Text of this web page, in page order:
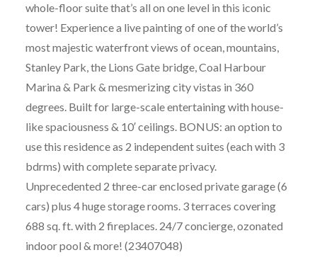
whole-floor suite that’s all on one level in this iconic
tower! Experience a live painting of one of the world’s
most majestic waterfront views of ocean, mountains,
Stanley Park, the Lions Gate bridge, Coal Harbour
Marina & Park & mesmerizing city vistas in 360
degrees. Built for large-scale entertaining with house-
like spaciousness & 10′ ceilings. BONUS: an option to
use this residence as 2 independent suites (each with 3
bdrms) with complete separate privacy.
Unprecedented 2 three-car enclosed private garage (6
cars) plus 4 huge storage rooms. 3 terraces covering
688 sq. ft. with 2 fireplaces. 24/7 concierge, ozonated
indoor pool & more! (23407048)